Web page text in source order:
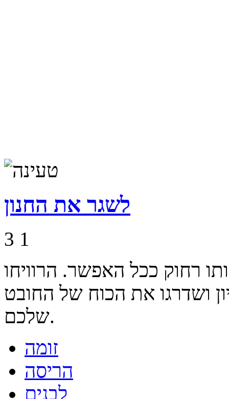
לשגר את החנון
3 1
רחוק ככל האפשר. הרוויחו
ושדרגו את הכוח של החובט
שלכם.
זומה
הריסה
לבנים